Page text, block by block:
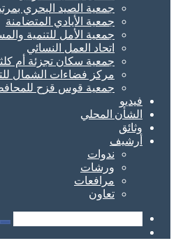
جمعية الصيد البحري
جمعية الأيادي المتضامنة
جمعية الأمل للتنمية
اتحاد العمل النسائي
جمعية سكان تجزئة أم
مركز فضاءات الشمال
جمعية قوس قزح
فيديو
الشأن المحلي
وثائق
أرشيف
ندوات
ورشات
مرافعات
تعاون